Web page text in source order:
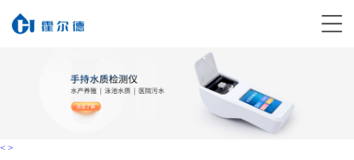
< >